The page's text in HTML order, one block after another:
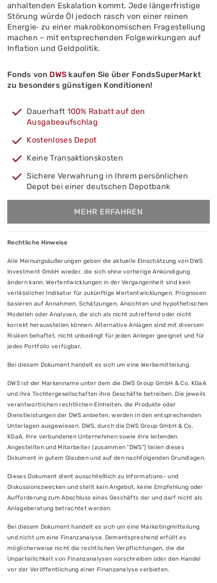
anhaltenden Eskalation kommt. Jede längerfristige
Störung würde Öl jedoch rasch von einer reinen
Energie‑ zu einer makroökonomischen Fragestellung
machen – mit entsprechenden Folgewirkungen auf
Inflation und Geldpolitik.
Fonds von DWS kaufen Sie über FondsSuperMarkt
zu besonders günstigen Konditionen!
Dauerhaft 100% Rabatt auf den
Ausgabeaufschlag
Kostenloses Depot
Keine Transaktionskosten
Sichere Verwahrung in Ihrem persönlichen
Depot bei einer deutschen Depotbank
MEHR ERFAHREN
Rechtliche Hinweise
Alle Meinungsäußerungen geben die aktuelle Einschätzung von DWS
Investment GmbH wieder, die sich ohne vorherige Ankündigung
ändern kann. Wertentwicklungen in der Vergangenheit sind kein
verlässlicher Indikator für zukünftige Wertentwicklungen. Prognosen
basieren auf Annahmen, Schätzungen, Ansichten und hypothetischen
Modellen oder Analysen, die sich als nicht zutreffend oder nicht
korrekt herausstellen können. Alternative Anlagen sind mit diversen
Risiken behaftet, nicht unbedingt für jeden Anleger geeignet und für
jedes Portfolio verfügbar.
Bei diesem Dokument handelt es sich um eine Werbemitteilung.
DWS ist der Markenname unter dem die DWS Group GmbH & Co. KGaA
und ihre Tochtergesellschaften ihre Geschäfte betreiben. Die jeweils
verantwortlichen rechtlichen Einheiten, die Produkte oder
Dienstleistungen der DWS anbieten, werden in den entsprechenden
Unterlagen ausgewiesen. DWS, durch die DWS Group GmbH & Co.
KGaA, ihre verbundenen Unternehmen sowie ihre leitenden
Angestellten und Mitarbeiter (zusammen "DWS") teilen dieses
Dokument in gutem Glauben und auf den nachfolgenden Grundlagen.
Dieses Dokument dient ausschließlich zu Informations- und
Diskussionszwecken und stellt kein Angebot, keine Empfehlung oder
Aufforderung zum Abschluss eines Geschäfts dar und darf nicht als
Anlageberatung betrachtet werden.
Bei diesem Dokument handelt es sich um eine Marketingmitteilung
und nicht um eine Finanzanalyse. Dementsprechend erfüllt es
möglicherweise nicht die rechtlichen Verpflichtungen, die die
Unparteilichkeit von Finanzanalysen vorschreiben oder den Handel
vor der Veröffentlichung einer Finanzanalyse verbieten.